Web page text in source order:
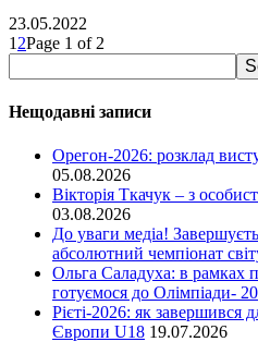
23.05.2022
1 2Page 1 of 2
Нещодавні записи
Орегон-2026: розклад
05.08.2026
Вікторія Ткачук – з
03.08.2026
До уваги медіа!
абсолютний чемпіонат
Ольга Саладуха: в рамках
готуємося до Олімпіади-
Рієті-2026: як завершився
Європи U18 19.07.2026